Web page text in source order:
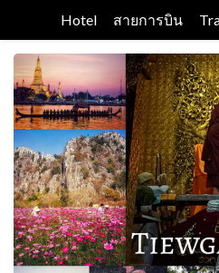
content
Hotel สายการบิน